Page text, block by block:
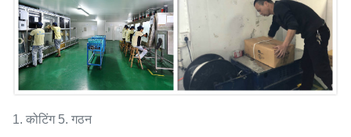
1. कोटिंग 5. गठन